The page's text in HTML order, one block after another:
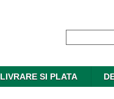
LIVRARE SI PLATA